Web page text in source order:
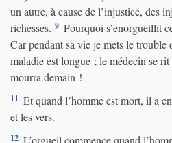
un autre, à cause de l’injustice, des
richesses. 9 Pourquoi s’enorgueillit
Car pendant sa vie je mets le trouble
maladie est longue ; le médecin se
mourra demain !
11 Et quand l’homme est mort, il a
et les vers.
12 L’orgueil commence quand